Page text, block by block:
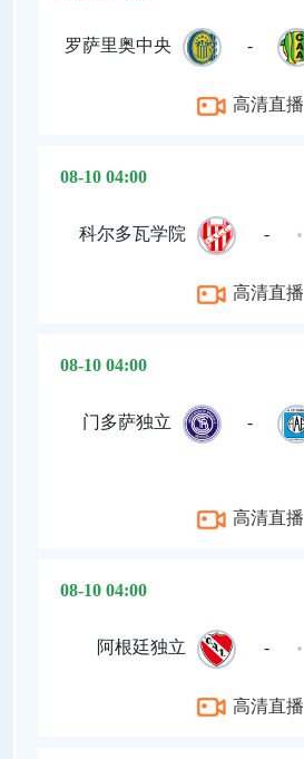
罗萨里奥中央 -
高清直播
08-10 04:00
科尔多瓦学院 -
高清直播
08-10 04:00
门多萨独立 -
高清直播
08-10 04:00
阿根廷独立 -
高清直播